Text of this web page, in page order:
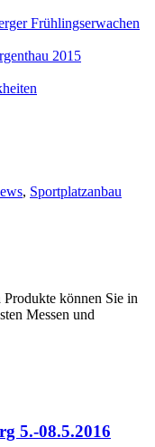
Frühlingserwachen
2015
, Sportplatzanbau
können Sie in
Messen und
5.-08.5.2016